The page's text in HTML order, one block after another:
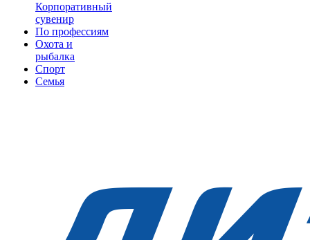
Корпоративный
сувенир
По профессиям
Охота и
рыбалка
Спорт
Семья